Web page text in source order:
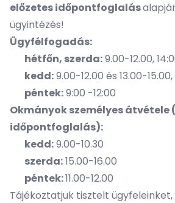
előzetesidőpontfoglalás
ügyintézés!
Ügyfélfogadás:
hétfőn, szerda:9.00-12.00,
kedd:9.00-12.00 és 13.00-15.00,
péntek:9:00 -12:00
Okmányok személyes átvétele
időpontfoglalás):
kedd:9.00-10.30
szerda:15.00-16.00
péntek:11.00-12.00
Tájékoztatjuk tisztelt ügyfeleinket,